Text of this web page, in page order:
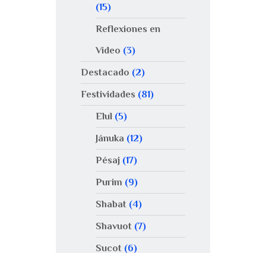
(15)
Reflexiones en
Video (3)
Destacado (2)
Festividades (81)
Elul(5)
Jánuka (12)
Pésaj(17)
Purim (9)
Shabat (4)
Shavuot (7)
Sucot (6)